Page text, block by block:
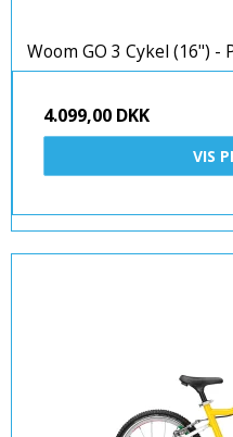
Woom GO 3 Cykel (16") -
4.099,00 DKK
VIS